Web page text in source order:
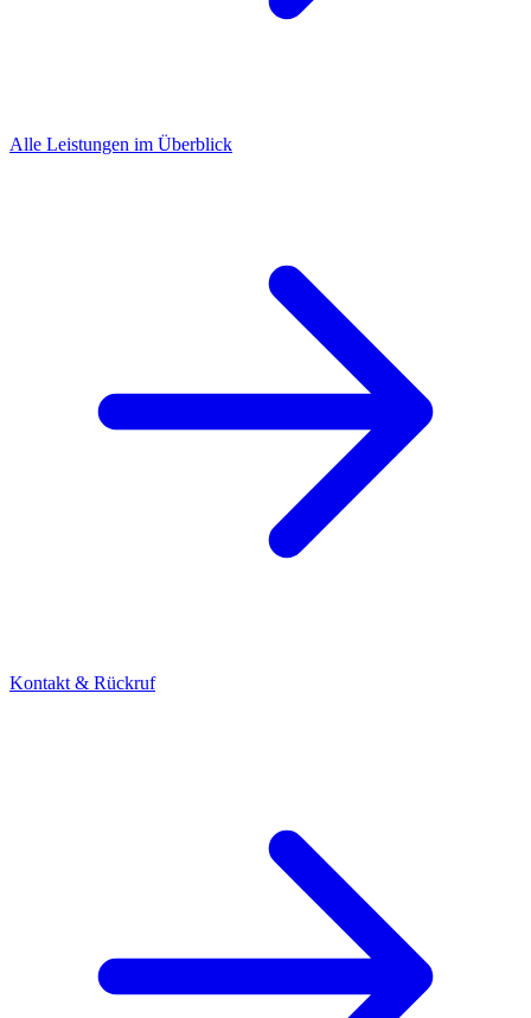
Alle Leistungen im Überblick
Kontakt & Rückruf